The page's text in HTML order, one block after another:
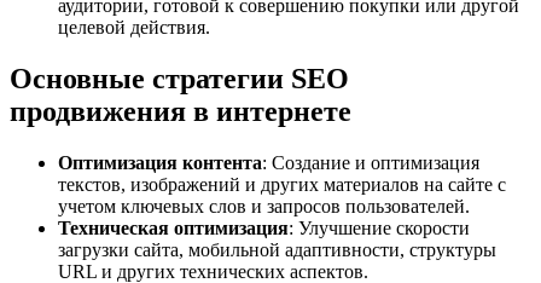
аудитории, готовой к совершению покупки или другой
целевой действия.
Основные стратегии SEO
продвижения в интернете
Оптимизация контента: Создание и оптимизация
текстов, изображений и других материалов на сайте с
учетом ключевых слов и запросов пользователей.
Техническая оптимизация: Улучшение скорости
загрузки сайта, мобильной адаптивности, структуры
URL и других технических аспектов.